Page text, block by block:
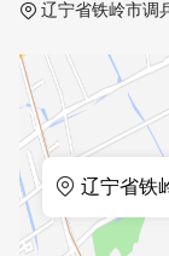
辽宁省铁岭市调
辽宁省铁